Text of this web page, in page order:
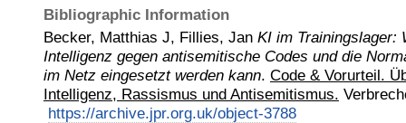
Bibliographic Information
Becker, Matthias J, Fillies, Jan KI im Trainingslager:
Intelligenz gegen antisemitische Codes und die
im Netz eingesetzt werden kann. Code & Vorurteil.
Intelligenz, Rassismus und Antisemitismus.
https://archive.jpr.org.uk/object-3788